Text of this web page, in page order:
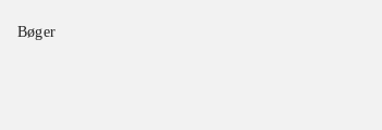
Bøger